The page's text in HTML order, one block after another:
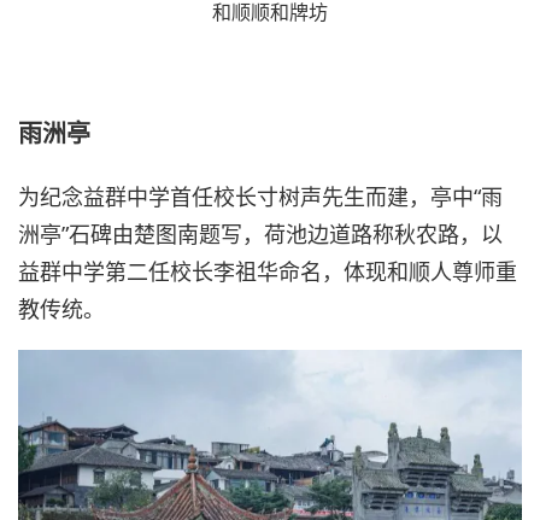
和顺顺和牌坊
雨洲亭
为纪念益群中学首任校长寸树声先生而建，亭中“雨
洲亭”石碑由楚图南题写，荷池边道路称秋农路，以
益群中学第二任校长李祖华命名，体现和顺人尊师重
教传统。